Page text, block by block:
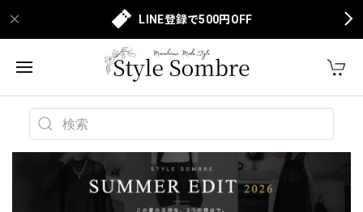
LINE登録で500円OFF